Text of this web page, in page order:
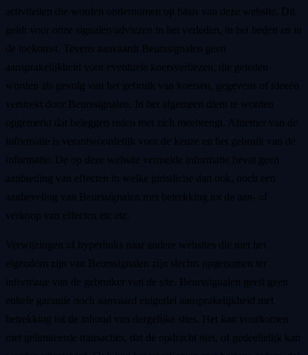
activiteiten die worden ondernomen op basis van deze website. Dit
geldt voor onze signalen/adviezen in het verleden, in het heden en in
de toekomst. Tevens aanvaardt Beurssignalen geen
aansprakelijkheid voor eventuele koersverliezen, die geleden
worden als gevolg van het gebruik van koersen, gegevens of ideeën
verstrekt door Beurssignalen. In het algemeen dient te worden
opgemerkt dat beleggen risico met zich meebrengt. Afnemer van de
informatie is verantwoordelijk voor de keuze en het gebruik van de
informatie. De op deze website vermelde informatie bevat geen
aanbieding van effecten in welke jurisdictie dan ook, noch een
aanbeveling van Beurssignalen met betrekking tot de aan- of
verkoop van effecten etc etc.
Verwijzingen of hyperlinks naar andere websites die niet het
eigendom zijn van Beurssignalen zijn slechts opgenomen ter
informatie van de gebruiker van de site. Beurssignalen geeft geen
enkele garantie noch aanvaard enigerlei aansprakelijkheid met
betrekking tot de inhoud van dergelijke sites. Het kan voorkomen
met gelimiteerde transacties, dat de opdracht niet, of gedeeltelijk kan